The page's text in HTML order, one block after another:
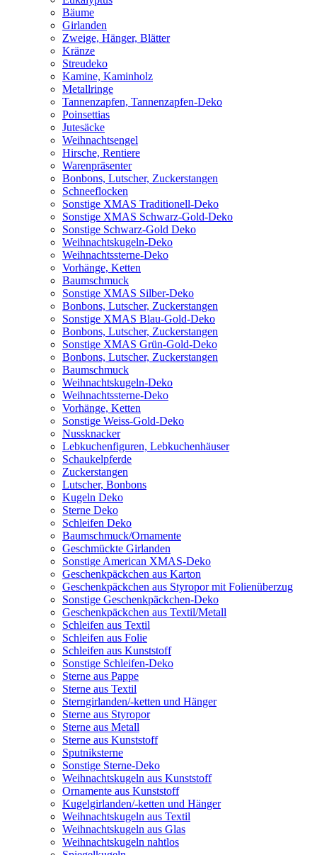
Bäume
Girlanden
Zweige, Hänger, Blätter
Kränze
Streudeko
Kamine, Kaminholz
Metallringe
Tannenzapfen, Tannenzapfen-Deko
Poinsettias
Jutesäcke
Weihnachtsengel
Hirsche, Rentiere
Warenpräsenter
Bonbons, Lutscher, Zuckerstangen
Schneeflocken
Sonstige XMAS Traditionell-Deko
Sonstige XMAS Schwarz-Gold-Deko
Sonstige Schwarz-Gold Deko
Weihnachtskugeln-Deko
Weihnachtssterne-Deko
Vorhänge, Ketten
Baumschmuck
Sonstige XMAS Silber-Deko
Bonbons, Lutscher, Zuckerstangen
Sonstige XMAS Blau-Gold-Deko
Bonbons, Lutscher, Zuckerstangen
Sonstige XMAS Grün-Gold-Deko
Bonbons, Lutscher, Zuckerstangen
Baumschmuck
Weihnachtskugeln-Deko
Weihnachtssterne-Deko
Vorhänge, Ketten
Sonstige Weiss-Gold-Deko
Nussknacker
Lebkuchenfiguren, Lebkuchenhäuser
Schaukelpferde
Zuckerstangen
Lutscher, Bonbons
Kugeln Deko
Sterne Deko
Schleifen Deko
Baumschmuck/Ornamente
Geschmückte Girlanden
Sonstige American XMAS-Deko
Geschenkpäckchen aus Karton
Geschenkpäckchen aus Styropor mit Folienüberzug
Sonstige Geschenkpäckchen-Deko
Geschenkpäckchen aus Textil/Metall
Schleifen aus Textil
Schleifen aus Folie
Schleifen aus Kunststoff
Sonstige Schleifen-Deko
Sterne aus Pappe
Sterne aus Textil
Sterngirlanden/-ketten und Hänger
Sterne aus Styropor
Sterne aus Metall
Sterne aus Kunststoff
Sputniksterne
Sonstige Sterne-Deko
Weihnachtskugeln aus Kunststoff
Ornamente aus Kunststoff
Kugelgirlanden/-ketten und Hänger
Weihnachtskugeln aus Textil
Weihnachtskugeln aus Glas
Weihnachtskugeln nahtlos